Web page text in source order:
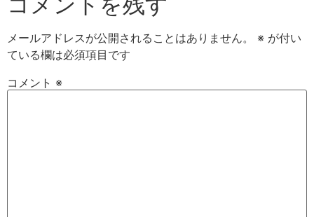
メールアドレスが公開されることはありません。 ※ が付い
ている欄は必須項目です
コメント ※